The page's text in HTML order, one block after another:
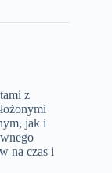
z
jak i
na czas i